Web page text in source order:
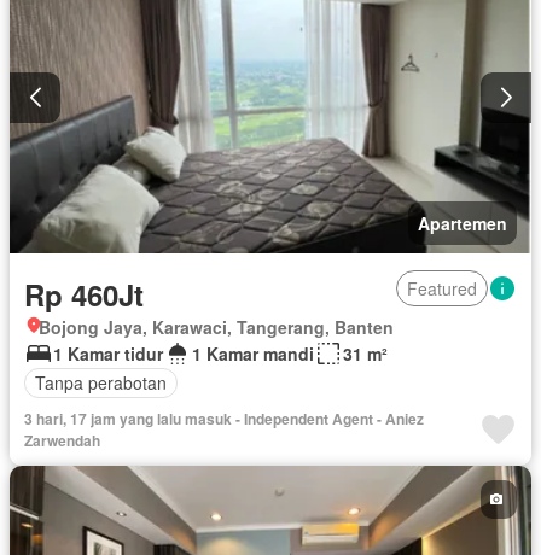
Apartemen
Rp 460Jt
Featured
Bojong Jaya, Karawaci, Tangerang, Banten
1 Kamar tidur
1 Kamar mandi
31 m²
Tanpa perabotan
3 hari, 17 jam yang lalu masuk - Independent Agent - Aniez
Zarwendah